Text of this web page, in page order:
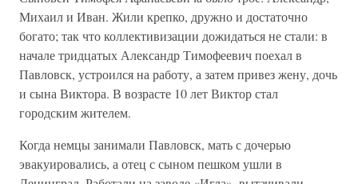
Михаил и Иван. Жили крепко, дружно и достаточно
богато; так что коллективизации дожидаться не стали: в
начале тридцатых Александр Тимофеевич поехал в
Павловск, устроился на работу, а затем привез жену, дочь
и сына Виктора. В возрасте 10 лет Виктор стал
городским жителем.
Когда немцы занимали Павловск, мать с дочерью
эвакуировались, а отец с сыном пешком ушли в